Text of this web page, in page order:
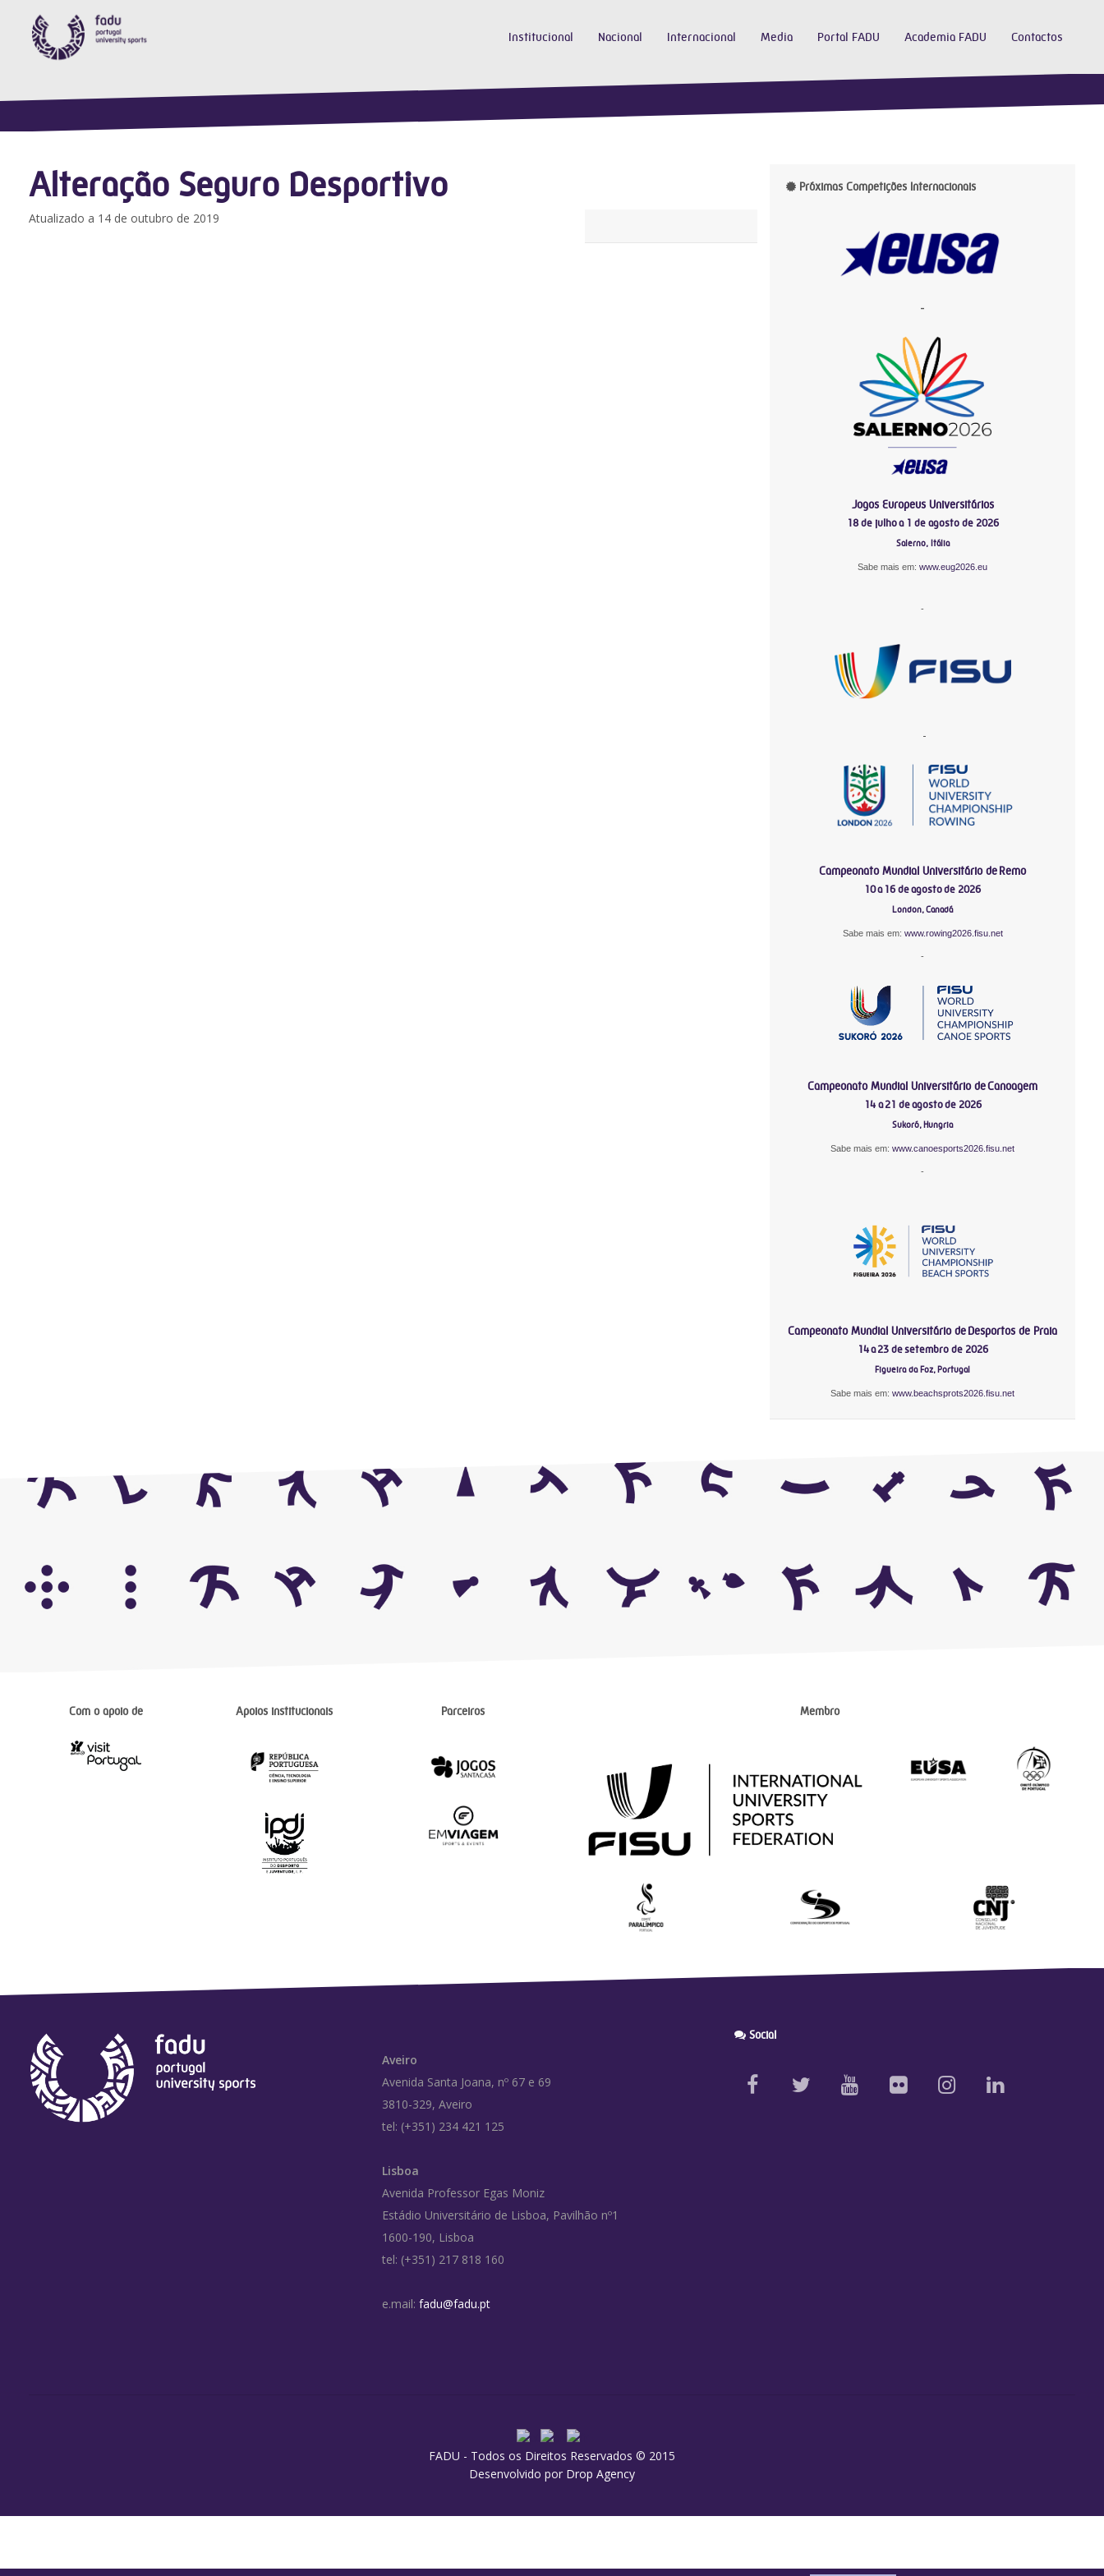
Institucional Nacional Internacional Media Portal FADU Academia FADU Contactos
Alteração Seguro Desportivo
Atualizado a 14 de outubro de 2019
Próximas Competições Internacionais
-
Jogos Europeus Universitários
18 de julho a 1 de agosto de 2026
Salerno, Itália
Sabe mais em:www.eug2026.eu
-
-
Campeonato Mundial Universitário de Remo
10 a 16 de agosto de 2026
London, Canadá
Sabe mais em: www.rowing2026.fisu.net
-
Campeonato Mundial Universitário de Canoagem
14 a 21 de agosto de 2026
Sukoró, Hungria
Sabe mais em:www.canoesports2026.fisu.net
-
Campeonato Mundial Universitário de Desportos de Praia
14 a 23 de setembro de 2026
Figueira da Foz, Portugal
Sabe mais em:www.beachsprots2026.fisu.net
Com o apoio de Apoios institucionais Parceiros Membro
Aveiro
Avenida Santa Joana, nº 67 e 69
3810-329, Aveiro
tel: (+351) 234 421 125
Lisboa
Avenida Professor Egas Moniz
Estádio Universitário de Lisboa, Pavilhão nº1
1600-190, Lisboa
tel: (+351) 217 818 160
e.mail: fadu@fadu.pt
Social
FADU - Todos os Direitos Reservados © 2015
Desenvolvido por Drop Agency